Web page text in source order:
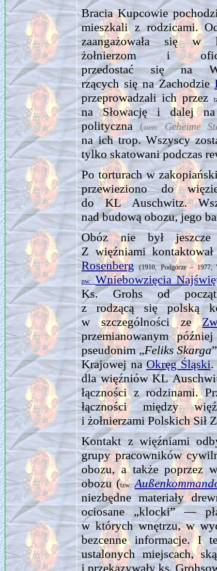
Bracia Kupcowie
mieszkali z rodzicami.
zaangażowała się w
żołnierzom i
przedostać się na
rzących się na Zachodzie
przeprowadza­li ich przez
na Słowację i dalej
polityczna(niem. Geheime
na ich trop. Wszyscy
tylko skatowani podczas
Po torturach w
przewieziono do
do KL Auschwitz.
nad budową obozu, jego
Obóz nie był jeszcze
Z więźniami
Rosenberg (1910, Podgórze – 1977,
pw. Wniebowzięcia
Ks. Grohs od
z rodzącą się polską
w szczególności ze
przemianowanym
pseudonim „Feliks Skarga
Krajowej naOkręg Śląski.
dla więźniów KL
łączności z rodzinami.
łączności między
i żołnierzami Polskich
Kontakt z więźniami
grupy pracowników
obozu, a także poprzez
obozu (tzw.
niezbędne materiały
ociosane „klocki” —
w których wnętrzu, w
bezcenne informacje. I
ustalonych miejscach,
i przekazywały ks.